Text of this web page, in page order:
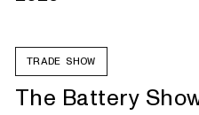
TRADE SHOW
The Battery